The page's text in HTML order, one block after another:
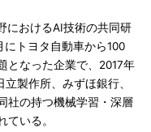
におけるAI技術の共同研
トヨタ自動車から100
となった企業で、2017年
製作所、みずほ銀行、
社の持つ機械学習・深層
いる。